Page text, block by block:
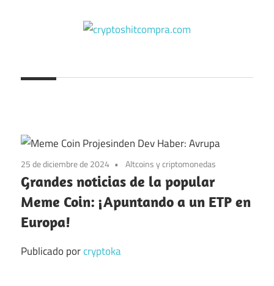
25 de diciembre de 2024 Altcoins y criptomonedas
Grandes noticias de la popular
Meme Coin: ¡Apuntando a un ETP en
Europa!
Publicado porcryptoka